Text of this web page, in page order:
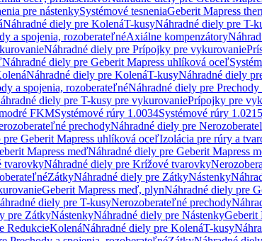
pre nástenkySystémové tesneniaGeberit Mapress
Náhradné diely pre KolenáT-kusyNáhradné diely pre T-
a spojenia, rozoberateľnéAxiálne kompenzátory
Náhradné diely pre Prípojky pre vykurovanie
Náhradné diely pre Geberit Mapress uhlíková oceľ
Náhradné diely pre KolenáT-kusyNáhradné diely
a spojenia, rozoberateľnéNáhradné diely pre
diely pre T-kusy pre vykurovaniePrípojky pre
FKMSystémové rúry 1.0034Systémové rúry 1.0215
prechodyNáhradné diely pre
pre Geberit Mapress uhlíková oceľIzolácia pre rúry a
Mapress meďNáhradné diely pre Geberit Mapress
tvarovkyNáhradné diely pre Krížové tvarovky
ZátkyNáhradné diely pre ZátkyNástenky
Geberit Mapress meď, plynNáhradné diely pre
diely pre T-kusyNerozoberateľné prechody
pre ZátkyNástenkyNáhradné diely pre NástenkyGeberit
RedukcieKolenáNáhradné diely pre KolenáT-kusy